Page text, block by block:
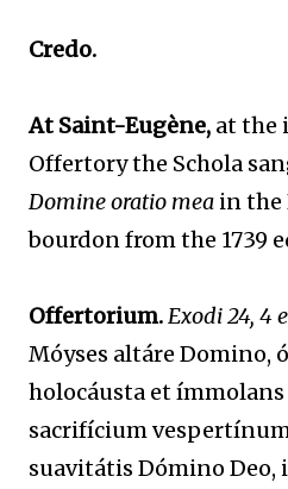
Credo.
At Saint-Eugène, at the
Offertorythe Schola
Domine oratio mea in the
bourdon from the 1739
Offertorium.Exodi 24, 4
Móyses altáre Domino,
holocáusta et
sacrifícium
suavitátis Dómino Deo,